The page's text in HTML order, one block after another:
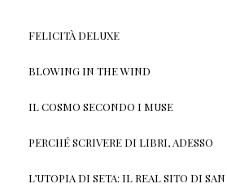
FELICITÀ DELUXE
BLOWING IN THE WIND
IL COSMO SECONDO I MUSE
PERCHÉ SCRIVERE DI LIBRI, ADESSO
L’UTOPIA DI SETA: IL REAL SITO DI